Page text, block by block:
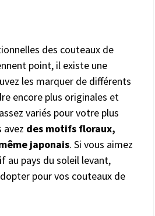
des couteaux de
point, il existe une
les marquer de différents
encore plus originales et
variés pour votre plus
avez des motifs floraux,
japonais. Si vous aimez
au pays du soleil levant,
pour vos couteaux de